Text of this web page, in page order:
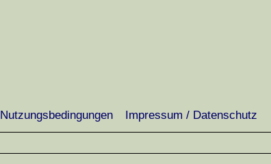
Nutzungsbedingungen Impressum / Datenschutz